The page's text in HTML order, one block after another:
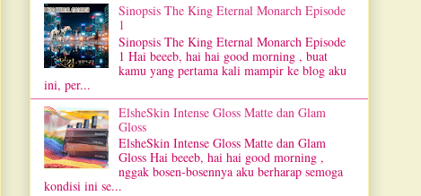
Sinopsis The King Eternal Monarch Episode
1
Sinopsis The King Eternal Monarch Episode
1 Hai beeeb, hai hai good morning , buat
kamu yang pertama kali mampir ke blog aku
ini, per...
ElsheSkin Intense Gloss Matte dan Glam
Gloss
ElsheSkin Intense Gloss Matte dan Glam
Gloss Hai beeeb, hai hai good morning ,
nggak bosen-bosennya aku berharap semoga
kondisi ini se...